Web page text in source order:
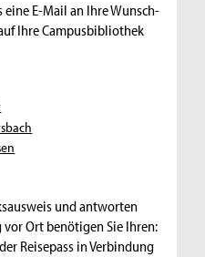
E-Mail an Ihre Wunsch-
Ihre Campusbibliothek
und antworten
Ort benötigen Sie Ihren:
Reisepass in Verbindung